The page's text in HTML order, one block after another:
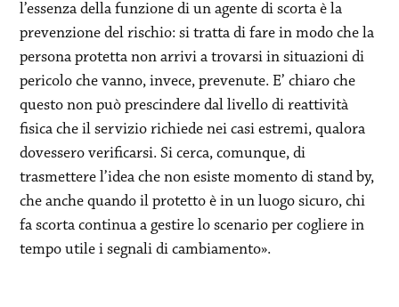
l’essenza della funzione di un agente di scorta è la
prevenzione del rischio: si tratta di fare in modo che la
persona protetta non arrivi a trovarsi in situazioni di
pericolo che vanno, invece, prevenute. E’ chiaro che
questo non può prescindere dal livello di reattività
fisica che il servizio richiede nei casi estremi, qualora
dovessero verificarsi. Si cerca, comunque, di
trasmettere l’idea che non esiste momento di stand by,
che anche quando il protetto è in un luogo sicuro, chi
fa scorta continua a gestire lo scenario per cogliere in
tempo utile i segnali di cambiamento».